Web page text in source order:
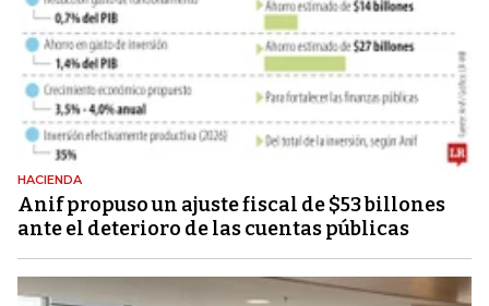
HACIENDA
Anif propuso un ajuste fiscal de $53 billones
ante el deterioro de las cuentas públicas